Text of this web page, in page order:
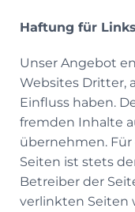
Haftung für Links
Unser Angebot
Websites Dritter,
Einfluss haben.
fremden Inhalte
übernehmen.
Seiten ist stets
Betreiber der
verlinkten Seiten